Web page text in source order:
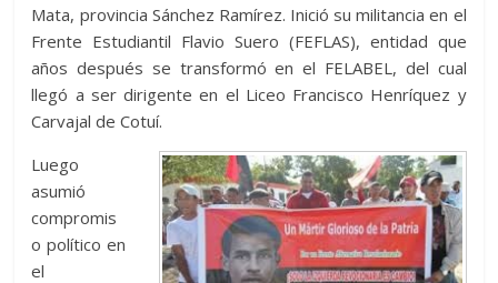
Mata, provincia Sánchez Ramírez. Inició su militancia en el
Frente Estudiantil Flavio Suero (FEFLAS), entidad que
años después se transformó en el FELABEL, del cual
llegó a ser dirigente en el Liceo Francisco Henríquez y
Carvajal de Cotuí.
Luego
asumió
compromis
o político en
el